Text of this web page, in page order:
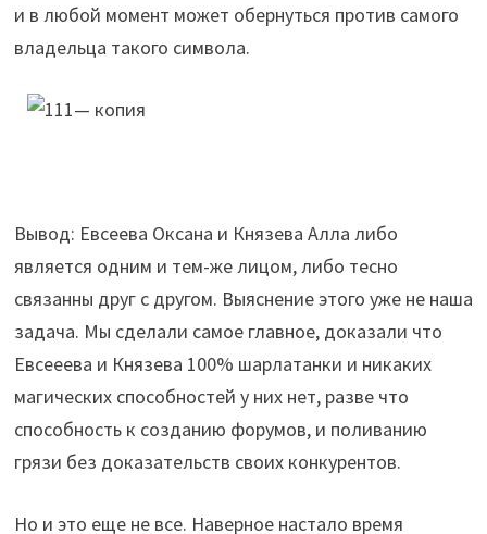
и в любой момент может обернуться против самого
владельца такого символа.
Вывод: Евсеева Оксана и Князева Алла либо
является одним и тем-же лицом, либо тесно
связанны друг с другом. Выяснение этого уже не наша
задача. Мы сделали самое главное, доказали что
Евсееева и Князева 100% шарлатанки и никаких
магических способностей у них нет, разве что
способность к созданию форумов, и поливанию
грязи без доказательств своих конкурентов.
Но и это еще не все. Наверное настало время